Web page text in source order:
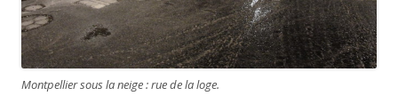
Montpellier sous la neige : rue de la loge.